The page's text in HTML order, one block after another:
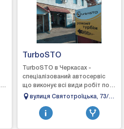
TurboSTO
TurboSTO в Черкасах -
спеціалізований автосервіс
що виконує всі види робіт по
турбінах: зняття, діагностика,
виготовл...
вулиця Святотроїцька, 73/3,
Черкаси, Черкаська область